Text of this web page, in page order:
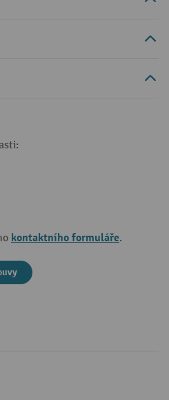
kontaktního formuláře.